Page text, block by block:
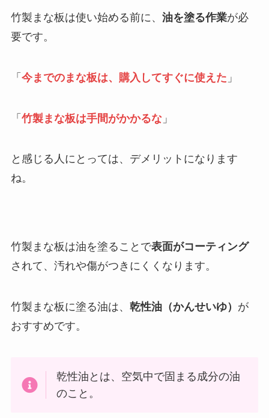
竹製まな板は使い始める前に、 油を塗る作業が必
要です。
「 今までのまな板は、購入してすぐに使えた 」
「 竹製まな板は手間がかかるな」
と感じる人にとっては、デメリットになります
ね。
竹製まな板は油を塗ることで表面がコーティング
されて、汚れや傷がつきにくくなります。
竹製まな板に塗る油は、 乾性油（かんせいゆ） が
おすすめです。
乾性油とは、空気中で固まる成分の油
のこと。